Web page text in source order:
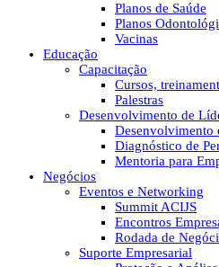
Planos de Saúde
Planos
Vacinas
Educação
Capacitação
Cursos,
Palestras
Desenvolvimento de
Desenvolvimento
Diagnóstico de
Mentoria para
Negócios
Eventos e Networking
Summit ACIJS
Encontros
Rodada de
Suporte Empresarial